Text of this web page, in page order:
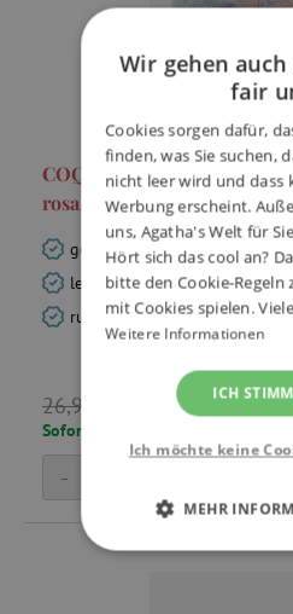
COQUI Gefütterte Clogs
rosa/Regenbogen, Gr. 26/27
gefüttertes Fell hält
leichtes, antibakterielles
rutschfest und sicher dank des
26,99 € 16,19 €
Sofort lieferbar, Lieferzeit: 1 - 3
-
Wir gehen
fair
Cookies sorgen dafür,
finden, was Sie suchen,
nicht leer wird und dass
Werbung erscheint.
uns, Agatha's Welt für
Hört sich das cool an?
bitte den Cookie-Regeln
mit Cookies spielen.
Weitere Informationen
ICH
Ich möchte keine
MEHR
UNBEDINGT